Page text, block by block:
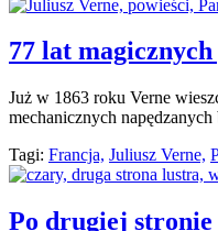
77 lat
Już w 1863 roku Verne
mechanicznych napędzanych
Tagi: Francja, Juliusz Verne,
Po drugiej